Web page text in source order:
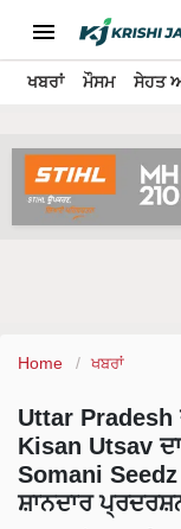
ਖਬਰਾਂ ਮੌਸਮ ਸੇਹਤ
Home ਖਬਰਾਂ
Uttar Pradesh
Kisan Utsav
Somani
ਸ਼ਾਨਦਾਰ